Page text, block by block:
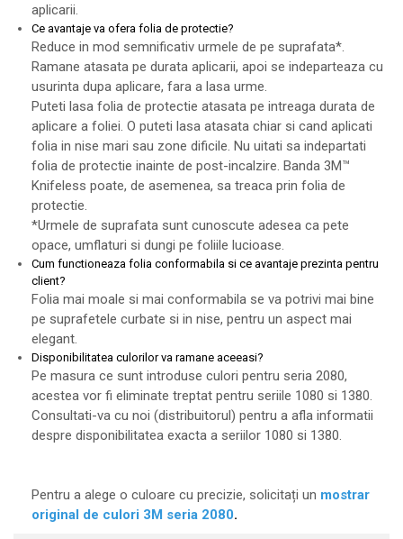
aplicarii.
Ce avantaje va ofera folia de protectie?
Reduce in mod semnificativ urmele de pe suprafata*.
Ramane atasata pe durata aplicarii, apoi se indeparteaza cu
usurinta dupa aplicare, fara a lasa urme.
Puteti lasa folia de protectie atasata pe intreaga durata de
aplicare a foliei. O puteti lasa atasata chiar si cand aplicati
folia in nise mari sau zone dificile. Nu uitati sa indepartati
folia de protectie inainte de post-incalzire. Banda 3M™
Knifeless poate, de asemenea, sa treaca prin folia de
protectie.
*Urmele de suprafata sunt cunoscute adesea ca pete
opace, umflaturi si dungi pe foliile lucioase.
Cum functioneaza folia conformabila si ce avantaje prezinta pentru
client?
Folia mai moale si mai conformabila se va potrivi mai bine
pe suprafetele curbate si in nise, pentru un aspect mai
elegant.
Disponibilitatea culorilor va ramane aceeasi?
Pe masura ce sunt introduse culori pentru seria 2080,
acestea vor fi eliminate treptat pentru seriile 1080 si 1380.
Consultati-va cu noi (distribuitorul) pentru a afla informatii
despre disponibilitatea exacta a seriilor 1080 si 1380.
Pentru a alege o culoare cu precizie, solicitați un mostrar
original de culori 3M seria 2080.